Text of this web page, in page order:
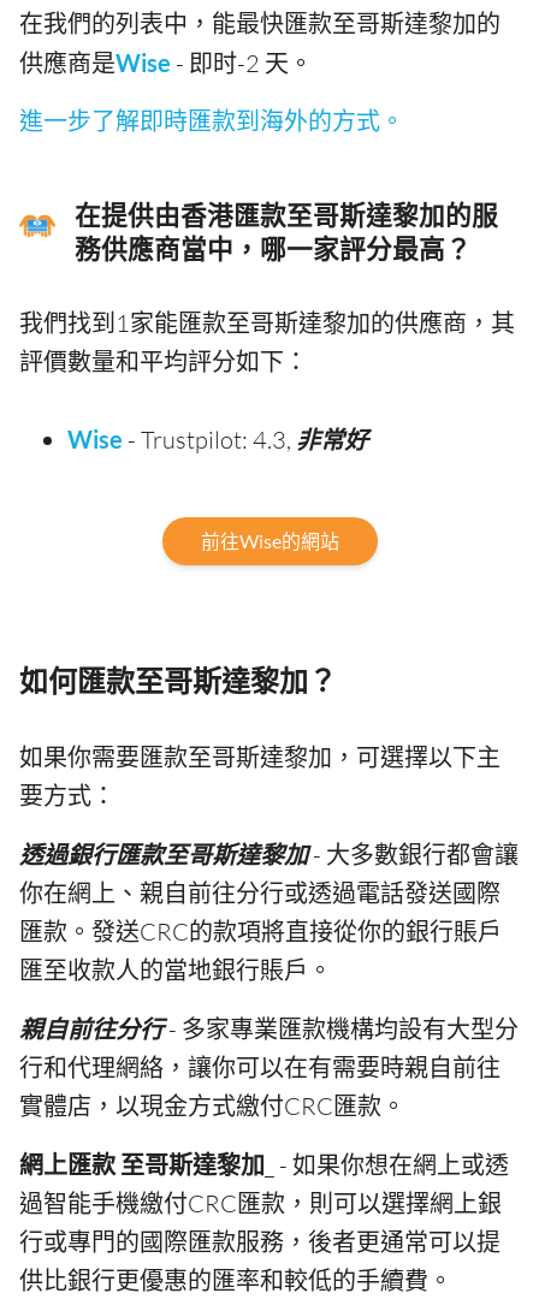
在我們的列表中，能最快匯款至哥斯達黎加的
供應商是Wise - 即时-2 天。
進一步了解即時匯款到海外的方式。
在提供由香港匯款至哥斯達黎加的服
務供應商當中，哪一家評分最高？
我們找到1家能匯款至哥斯達黎加的供應商，其
評價數量和平均評分如下：
Wise - Trustpilot: 4.3, 非常好
前往Wise的網站
如何匯款至哥斯達黎加？
如果你需要匯款至哥斯達黎加，可選擇以下主
要方式：
透過銀行匯款至哥斯達黎加- 大多數銀行都會讓
你在網上、親自前往分行或透過電話發送國際
匯款。發送CRC的款項將直接從你的銀行賬戶
匯至收款人的當地銀行賬戶。
親自前往分行- 多家專業匯款機構均設有大型分
行和代理網絡，讓你可以在有需要時親自前往
實體店，以現金方式繳付CRC匯款。
網上匯款 至哥斯達黎加 _ - 如果你想在網上或透
過智能手機繳付CRC匯款，則可以選擇網上銀
行或專門的國際匯款服務，後者更通常可以提
供比銀行更優惠的匯率和較低的手續費。